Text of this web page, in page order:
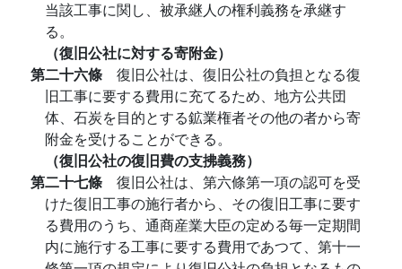
当該工事に関し、被承継人の権利義務を承継す
る。
（復旧公社に対する寄附金）
第二十六條 復旧公社は、復旧公社の負担となる復
旧工事に要する費用に充てるため、地方公共団
体、石炭を目的とする鉱業権者その他の者から寄
附金を受けることができる。
（復旧公社の復旧費の支拂義務）
第二十七條 復旧公社は、第六條第一項の認可を受
けた復旧工事の施行者から、その復旧工事に要す
る費用のうち、通商産業大臣の定める毎一定期間
内に施行する工事に要する費用であつて、第十一